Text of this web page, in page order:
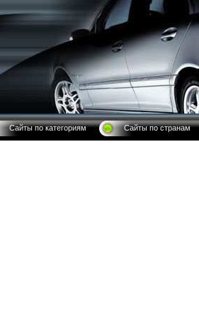
Сайты по категориям Сайты по странам